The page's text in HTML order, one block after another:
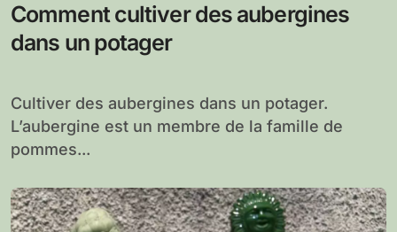
Comment cultiver des aubergines
dans un potager
Cultiver des aubergines dans un potager.
L’aubergine est un membre de la famille de
pommes...